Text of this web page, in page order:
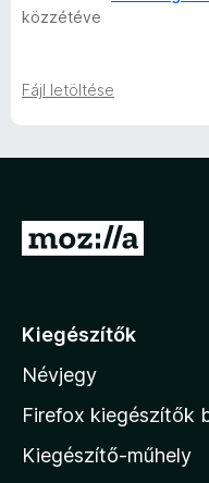
közzétéve
Fájl letöltése
U
á
a
M
z
Kiegészítők
Névjegy
Firefox kiegészítők
Kiegészítő-műhely